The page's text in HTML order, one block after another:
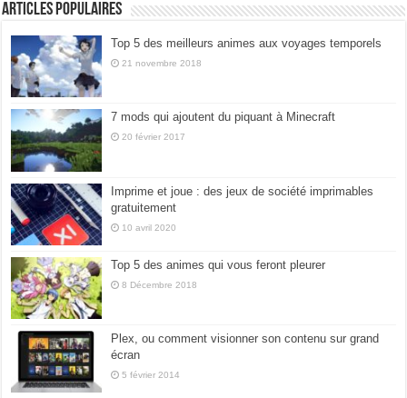
Articles populaires
Top 5 des meilleurs animes aux voyages temporels
21 novembre 2018
7 mods qui ajoutent du piquant à Minecraft
20 février 2017
Imprime et joue : des jeux de société imprimables
gratuitement
10 avril 2020
Top 5 des animes qui vous feront pleurer
8 Décembre 2018
Plex, ou comment visionner son contenu sur grand
écran
5 février 2014